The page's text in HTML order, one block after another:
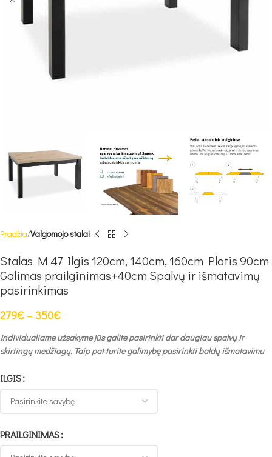
Pradžia Valgomojo stalai
Stalas M 47 Ilgis 120cm, 140cm, 160cm Plotis 90cm
Galimas prailginimas+40cm Spalvų ir išmatavimų
pasirinkimas
279€ – 350€
Individualiame užsakyme jūs galite pasirinkti dar daugiau spalvų ir
skirtingų medžiagų. Taip pat turite galimybę pasirinkti baldų išmatavimu
ILGIS
PRAILGINIMAS